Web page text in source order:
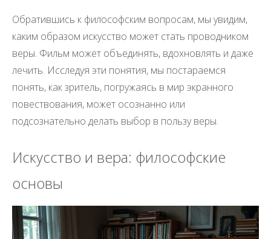
Обратившись к философским вопросам, мы увидим,
каким образом искусство может стать проводником
веры. Фильм может объединять, вдохновлять и даже
лечить. Исследуя эти понятия, мы постараемся
понять, как зритель, погружаясь в мир экранного
повествования, может осознанно или
подсознательно делать выбор в пользу веры.
Искусство и вера: философские
основы